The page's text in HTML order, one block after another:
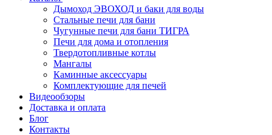
Дымоход ЭВОХОД и баки для воды
Стальные печи для бани
Чугунные печи для бани ТИГРА
Печи для дома и отопления
Твердотопливные котлы
Мангалы
Каминные аксессуары
Комплектующие для печей
Видеообзоры
Доставка и оплата
Блог
Контакты